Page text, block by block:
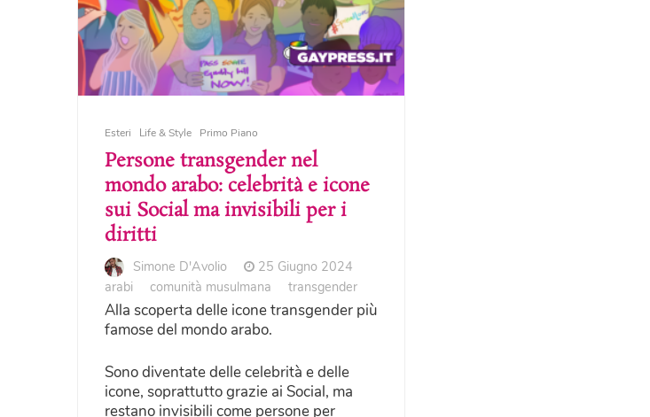
Esteri Life & Style Primo Piano
Persone transgender nel
mondo arabo: celebrità e icone
sui Social ma invisibili per i
diritti
Simone D'Avolio
25 Giugno 2024
arabi
comunità musulmana transgender
Alla scoperta delle icone transgender più
famose del mondo arabo.
Sono diventate delle celebrità e delle
icone, soprattutto grazie ai Social, ma
restano invisibili come persone per